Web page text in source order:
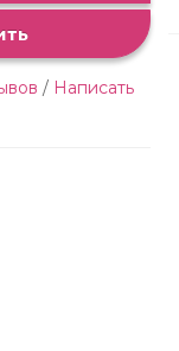
/ Написать